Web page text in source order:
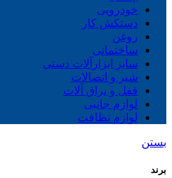
خودرویی
دستکش کار
روغن
ساختمانی
سایز ابزارآلات دستی
شیر و اتصالات
قفل و یراق آلات
لوازم جانبی
لوازم نظافت
بستن
برند